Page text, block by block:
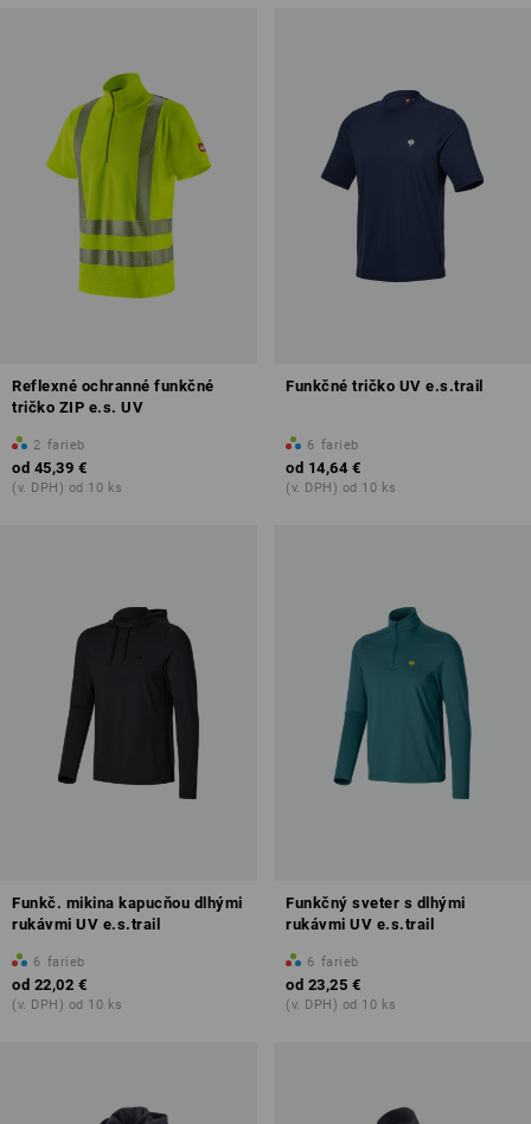
Reflexné ochranné funkčné
tričko ZIP e.s. UV
2 farieb
od 45,39 €
(v. DPH) od 10 ks
Funkčné tričko UV e.s.trail
6 farieb
od 14,64 €
(v. DPH) od 10 ks
Funkč. mikina kapucňou dlhými
rukávmi UV e.s.trail
6 farieb
od 22,02 €
(v. DPH) od 10 ks
Funkčný sveter s dlhými
rukávmi UV e.s.trail
6 farieb
od 23,25 €
(v. DPH) od 10 ks